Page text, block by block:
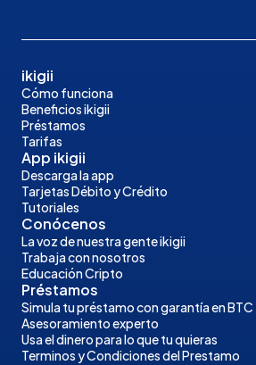
ikigii
Cómo funciona
Beneficios ikigii
Préstamos
Tarifas
App ikigii
Descarga la app
Tarjetas Débito y Crédito
Tutoriales
Conócenos
La voz de nuestra gente ikigii
Trabaja con nosotros
Educación Cripto
Préstamos
Simula tu préstamo con garantía en BTC
Asesoramiento experto
Usa el dinero para lo que tu quieras
Terminos y Condiciones del Prestamo